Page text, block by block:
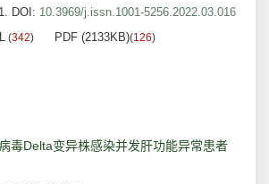
DOI: 10.3969/j.issn.1001-5256.2022.03.016
(342) PDF (2133KB)(126)
毒Delta变异株感染并发肝功能异常患者